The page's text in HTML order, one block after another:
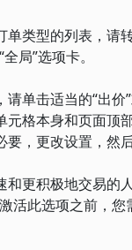
单类型的列表，请
局”选项卡。
请单击适当的“出价
元格本身和页面顶
，更改设置，然
和更积极地交易的
活此选项之前，您